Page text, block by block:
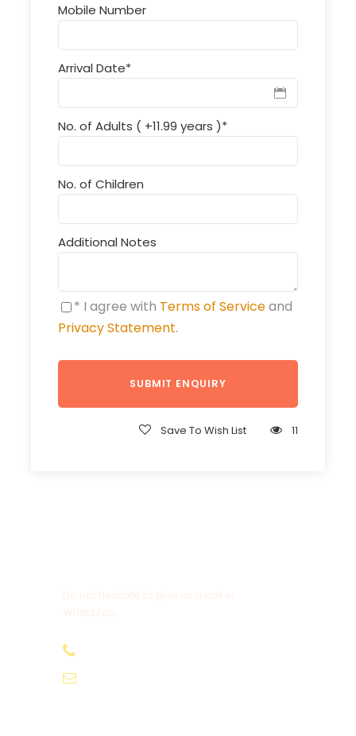
Mobile Number
Arrival Date*
No. of Adults ( +11.99 years )*
No. of Children
Additional Notes
* I agree with Terms of Serviceand
Privacy Statement.
Save To Wish List 11